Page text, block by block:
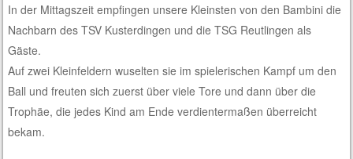
In der Mittagszeit empfingen unsere Kleinsten von den Bambini die
Nachbarn des TSV Kusterdingen und die TSG Reutlingen als
Gäste.
Auf zwei Kleinfeldern wuselten sie im spielerischen Kampf um den
Ball und freuten sich zuerst über viele Tore und dann über die
Trophäe, die jedes Kind am Ende verdientermaßen überreicht
bekam.